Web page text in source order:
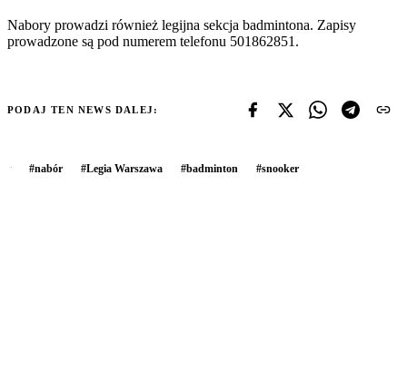
Nabory prowadzi również legijna sekcja badmintona. Zapisy
prowadzone są pod numerem telefonu 501862851.
PODAJ TEN NEWS DALEJ:
#nabór #Legia Warszawa #badminton #snooker